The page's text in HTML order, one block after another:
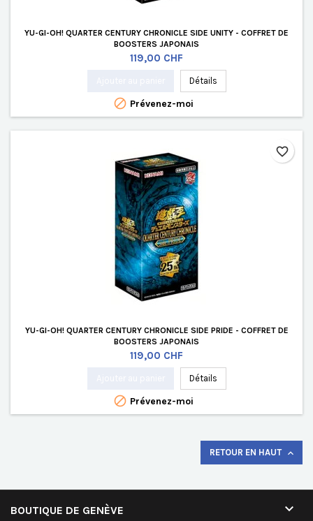
YU-GI-OH! QUARTER CENTURY CHRONICLE SIDE UNITY - COFFRET DE
BOOSTERS JAPONAIS
Prix
119,00 CHF
Détails
 Prévenez-moi
YU-GI-OH! QUARTER CENTURY CHRONICLE SIDE PRIDE - COFFRET DE
BOOSTERS JAPONAIS
Prix
119,00 CHF
Détails
 Prévenez-moi
favorite_border
RETOUR EN HAUT 
BOUTIQUE DE GENÈVE 